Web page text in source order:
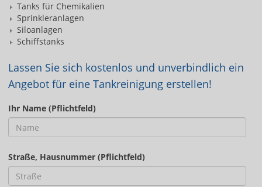
Tanks für Chemikalien
Sprinkleranlagen
Siloanlagen
Schiffstanks
Lassen Sie sich kostenlos und unverbindlich ein
Angebot für eine Tankreinigung erstellen!
Ihr Name (Pflichtfeld)
Straße, Hausnummer (Pflichtfeld)